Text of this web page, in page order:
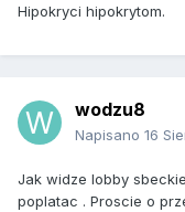
Hipokryci hipokrytom.
wodzu8
Napisano 16
Jak widze lobby
poplatac . Proscie o